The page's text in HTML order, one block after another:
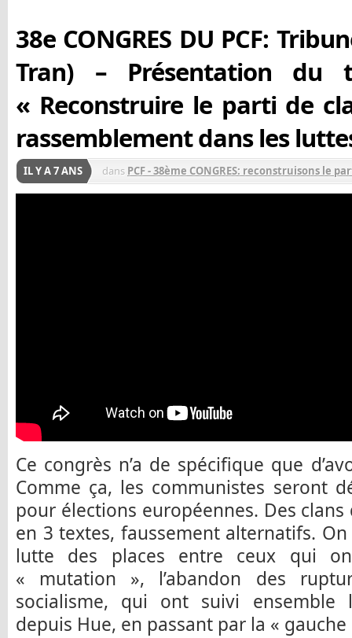
38e CONGRES DU PCF:
Tran) – Présentation du
« Reconstruire le parti de
rassemblement dans les
IL Y A 7 ANS dans PCF - 38ème CONGRES: reconstruisons le
Ce congrès n’a de spécifique que
Comme ça, les communistes seront
pour élections européennes. Des
en 3 textes, faussement alternatifs.
lutte des places entre ceux qui
« mutation », l’abandon des
socialisme, qui ont suivi ensemble
depuis Hue, en passant par la «